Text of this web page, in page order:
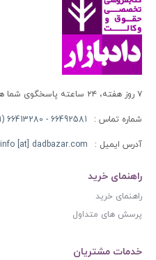
۷ روز هفته، ۲۴ ساعته پاسخگوی شما هستیم
شماره تماس : 66492581 - 66413280 (021)
آدرس ایمیل : info [at] dadbazar.com
راهنمای خرید
راهنمای خرید
پرسش های متداول
خدمات مشتریان